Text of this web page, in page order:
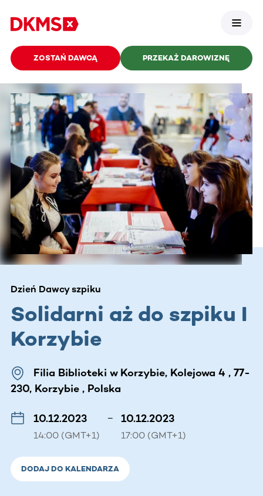
ZOSTAŃ DAWCĄ PRZEKAŻ DAROWIZNĘ
Dzień Dawcy szpiku
Solidarni aż do szpiku I
Korzybie
Filia Biblioteki w Korzybie, Kolejowa 4 , 77-
230, Korzybie , Polska
10.12.2023
14:00 (GMT+1)
– 10.12.2023
17:00 (GMT+1)
DODAJ DO KALENDARZA